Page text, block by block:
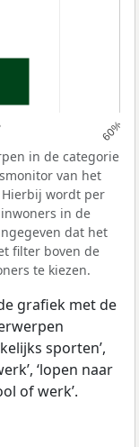
60%
in de categorie
van het
wordt per
in de
dat het
filter boven de
te kiezen.
grafiek met de
sporten’,
‘lopen naar
of werk’.